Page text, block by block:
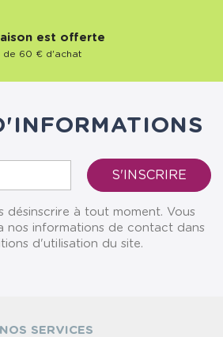
est offerte
de 60 € d'achat
désinscrire à tout moment. Vous
nos informations de contact dans
d'utilisation du site.
NOS SERVICES